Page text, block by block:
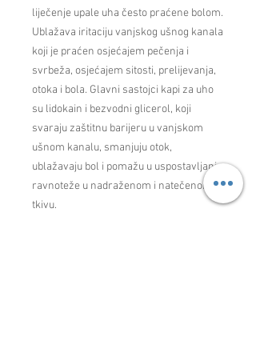
liječenje upale uha često praćene bolom.
Ublažava iritaciju vanjskog ušnog kanala
koji je praćen osjećajem pečenja i
svrbeža, osjećajem sitosti, prelijevanja,
otoka i bola. Glavni sastojci kapi za uho
su lidokain i bezvodni glicerol, koji
svaraju zaštitnu barijeru u vanjskom
ušnom kanalu, smanjuju otok,
ublažavaju bol i pomažu u uspostavljanju
ravnoteže u nadraženom i natečenom
tkivu.